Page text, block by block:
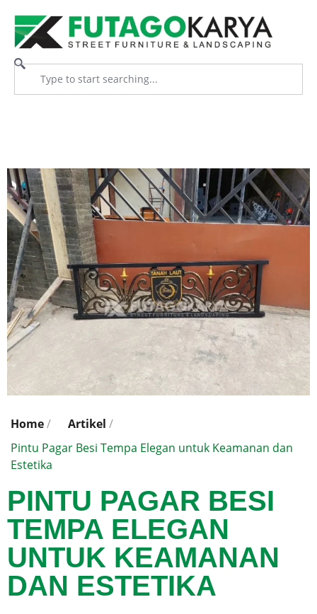
Home/ Artikel /
Pintu Pagar Besi Tempa Elegan untuk Keamanan dan
Estetika
PINTU PAGAR BESI
TEMPA ELEGAN
UNTUK KEAMANAN
DAN ESTETIKA